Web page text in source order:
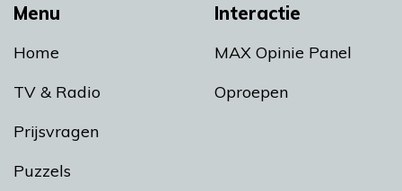
Menu
Home
TV & Radio
Prijsvragen
Puzzels
Interactie
MAX Opinie Panel
Oproepen